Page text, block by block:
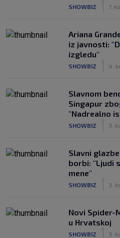
SHOWBIZ 7.
Ariana
iz javnosti:
izgledu"
SHOWBIZ 4.
Slavnom
Singapur
"Nadrealno
SHOWBIZ 3.
Slavni
borbi: "Ljudi
mene"
SHOWBIZ 3.
Novi Spider-
u Hrvatskoj
SHOWBIZ 3.